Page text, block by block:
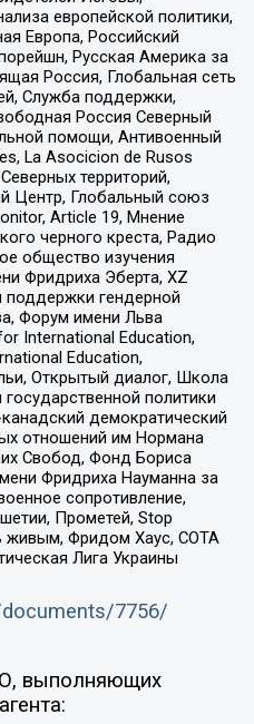
европейской политики,
Европа, Российский
Русская Америка за
Россия, Глобальная сеть
Служба поддержки,
Россия Северный
помощи, Антивоенный
La Asocicion de Rusos
территорий,
Центр, Глобальный союз
Article 19, Мнение
черного креста, Радио
общество изучения
Фридриха Эберта, XZ
поддержки гендерной
Форум имени Льва
International Education,
Education,
Открытый диалог, Школа
политики
демократический
отношений им Нормана
Свобод, Фонд Бориса
Фридриха Науманна за
сопротивление,
Прометей, Stop
живым, Фридом Хаус, СОТА
Лига Украины
7756/
выполняющих